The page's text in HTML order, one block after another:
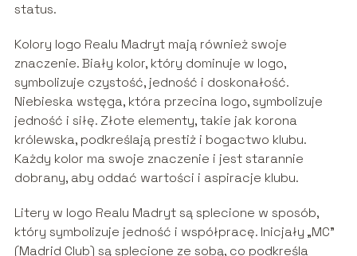
status.
Kolory logo Realu Madryt mają również swoje
znaczenie. Biały kolor, który dominuje w logo,
symbolizuje czystość, jedność i doskonałość.
Niebieska wstęga, która przecina logo, symbolizuje
jedność i siłę. Złote elementy, takie jak korona
królewska, podkreślają prestiż i bogactwo klubu.
Każdy kolor ma swoje znaczenie i jest starannie
dobrany, aby oddać wartości i aspiracje klubu.
Litery w logo Realu Madryt są splecione w sposób,
który symbolizuje jedność i współpracę. Inicjały „MC”
(Madrid Club) są splecione ze sobą, co podkreśla